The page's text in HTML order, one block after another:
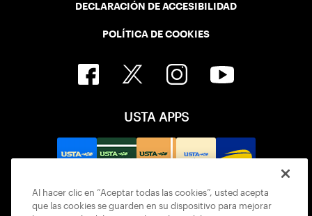
DECLARACIÓN DE ACCESIBILIDAD
POLÍTICA DE COOKIES
USTA APPS
Al hacer clic en “Aceptar todas las cookies”, usted acepta
que las cookies se guarden en su dispositivo para mejorar